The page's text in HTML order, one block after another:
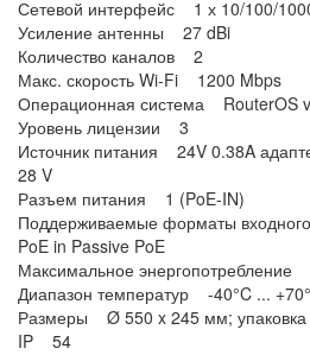
Сетевой интерфейс 1 х 10/100/
Усиление антенны 27 dBi
Количество каналов 2
Макс. скорость Wi-Fi 1200 Mbps
Операционная система RouterOS
Уровень лицензии 3
Источник питания 24V 0.38A
28 V
Разъем питания 1 (PoE-IN)
Поддерживаемые форматы
PoE in Passive PoE
Максимальное энергопотребление
Диапазон температур -40°C ...
Размеры Ø 550 x 245 мм; упаковка
IP 54